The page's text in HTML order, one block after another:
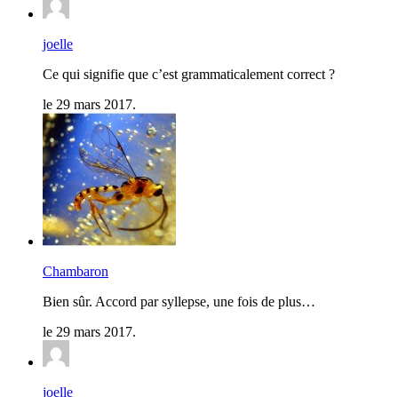
joelle
Ce qui signifie que c’est grammaticalement correct ?
le 29 mars 2017.
Chambaron
Bien sûr. Accord par syllepse, une fois de plus…
le 29 mars 2017.
joelle